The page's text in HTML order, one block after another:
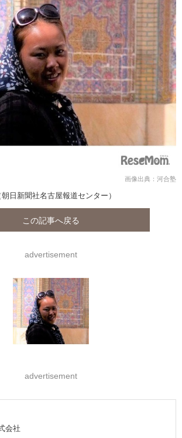
画像出典：河合塾
日新聞社名古屋報道センター）
この記事へ戻る
advertisement
advertisement
会社